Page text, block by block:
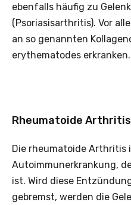
ebenfalls häufig zu
(Psoriasisarthritis). Vor
an so genannten
erythematodes erkranken.
Rheumatoide
Die rheumatoide Arthritis
Autoimmunerkrankung,
ist. Wird diese
gebremst, werden die